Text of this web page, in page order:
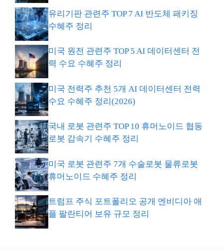
유리기판 관련주 TOP 7 AI 반도체 패키징
수혜주 정리
미국 원전 관련주 TOP 5 AI 데이터센터 전
력 수요 수혜주 정리
미국 전력주 추천 5개 AI 데이터센터 전력
수요 수혜주 정리(2026)
국내 로봇 관련주 TOP 10 휴머노이드 협동
로봇 감속기 수혜주 정리
미국 로봇 관련주 7개 수술로봇 물류로봇
휴머노이드 수혜주 정리
트럼프 주식 포트폴리오 공개 엔비디아 애
플 팔란티어 보유 규모 정리